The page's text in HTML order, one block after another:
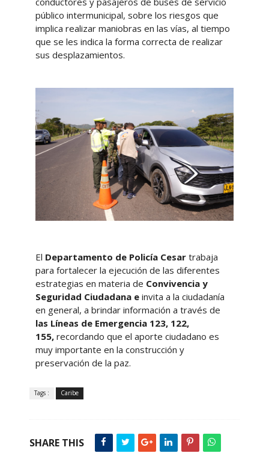
público intermunicipal, sobre los riesgos que
implica realizar maniobras en las vías, al tiempo
que se les indica la forma correcta de realizar
sus desplazamientos.
El Departamento de Policía Cesartrabaja
para fortalecer la ejecución de las diferentes
estrategias en materia de Convivencia y
Seguridad Ciudadana e invita a la ciudadanía
en general, a brindar información a través de
las Líneas de Emergencia 123, 122,
155,recordando que el aporte ciudadano es
muy importante en la construcción y
preservación de la paz.
Tags : Caribe
SHARE THIS